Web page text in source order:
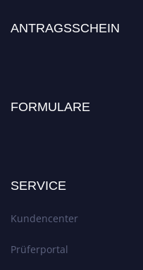
ANTRAGSSCHEIN
FORMULARE
SERVICE
Kundencenter
Prüferportal